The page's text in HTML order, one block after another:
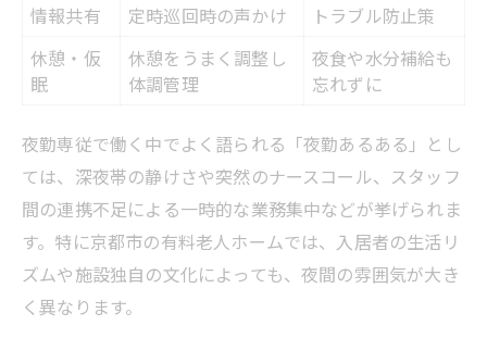
情報共有
定時巡回時の声かけ
トラブル防止策
休憩・仮
眠
休憩をうまく調整し
体調管理
夜食や水分補給も
忘れずに
夜勤専従で働く中でよく語られる「夜勤あるある」とし
ては、深夜帯の静けさや突然のナースコール、スタッフ
間の連携不足による一時的な業務集中などが挙げられま
す。特に京都市の有料老人ホームでは、入居者の生活リ
ズムや施設独自の文化によっても、夜間の雰囲気が大き
く異なります。